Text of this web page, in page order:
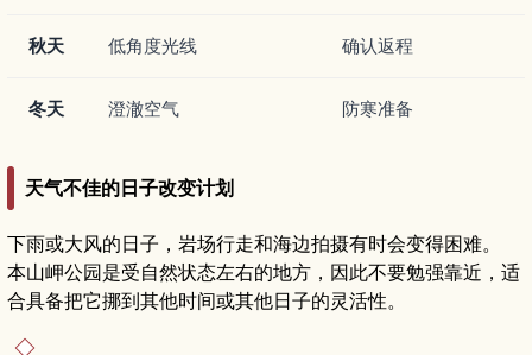
秋天 低角度光线 确认返程
冬天 澄澈空气 防寒准备
天气不佳的日子改变计划
下雨或大风的日子，岩场行走和海边拍摄有时会变得困难。
本山岬公园是受自然状态左右的地方，因此不要勉强靠近，适
合具备把它挪到其他时间或其他日子的灵活性。